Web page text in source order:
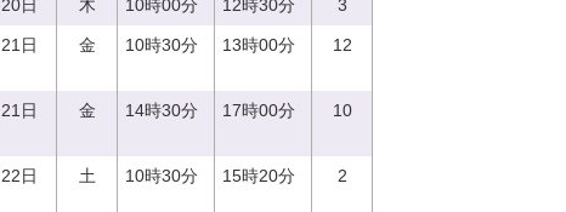
日 木 10時00分 12時30分 3
日 金 10時30分 13時00分 12
日 金 14時30分 17時00分 10
日 土 10時30分 15時20分 2